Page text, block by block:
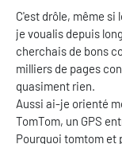
C'est drôle, même
je voualis depuis
cherchais de bons
milliers de pages
quasiment rien.
Aussi ai-je orienté
TomTom, un GPS
Pourquoi tomtom et